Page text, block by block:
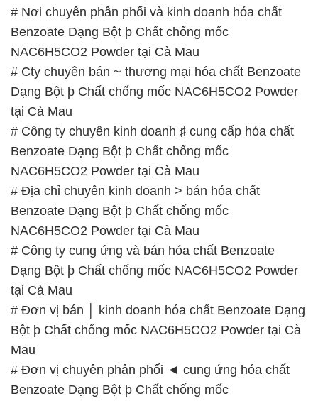
# Nơi chuyên phân phối và kinh doanh hóa chất
Benzoate Dạng Bột þ Chất chống mốc
NAC6H5CO2 Powder tại Cà Mau
# Cty chuyên bán ~ thương mại hóa chất Benzoate
Dạng Bột þ Chất chống mốc NAC6H5CO2 Powder
tại Cà Mau
# Công ty chuyên kinh doanh ♯ cung cấp hóa chất
Benzoate Dạng Bột þ Chất chống mốc
NAC6H5CO2 Powder tại Cà Mau
# Địa chỉ chuyên kinh doanh > bán hóa chất
Benzoate Dạng Bột þ Chất chống mốc
NAC6H5CO2 Powder tại Cà Mau
# Công ty cung ứng và bán hóa chất Benzoate
Dạng Bột þ Chất chống mốc NAC6H5CO2 Powder
tại Cà Mau
# Đơn vị bán │ kinh doanh hóa chất Benzoate Dạng
Bột þ Chất chống mốc NAC6H5CO2 Powder tại Cà
Mau
# Đơn vị chuyên phân phối ◄ cung ứng hóa chất
Benzoate Dạng Bột þ Chất chống mốc